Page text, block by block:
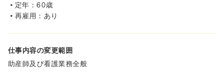
定年：60歳
再雇用：あり
仕事内容の変更範囲
助産師及び看護業務全般